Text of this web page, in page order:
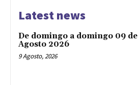
Latest news
De domingo a domingo 09 de
Agosto 2026
9 Agosto, 2026